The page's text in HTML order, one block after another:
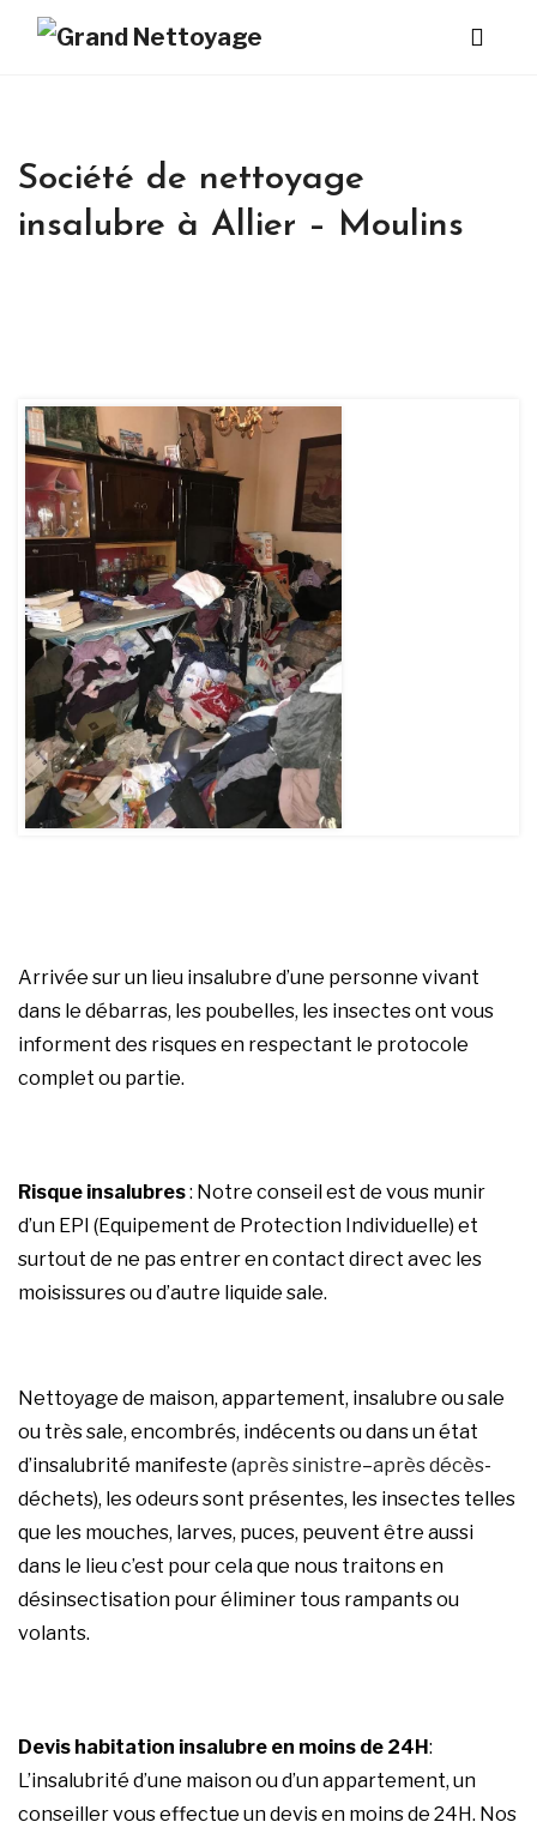
Société de nettoyage
insalubre à Allier – Moulins
Arrivée sur un lieu insalubre d’une personne vivant
dans le débarras, les poubelles, les insectes ont vous
informent des risques en respectant le protocole
complet ou partie.
Risque insalubres: Notre conseil est de vous munir
d’un EPI (Equipement de Protection Individuelle) et
surtout de ne pas entrer en contact direct avec les
moisissures ou d’autre liquide sale.
Nettoyage de maison, appartement, insalubre ou sale
ou très sale, encombrés, indécents ou dans un état
d’insalubrité manifeste (après sinistre–après décès-
déchets), les odeurs sont présentes, les insectes telles
que les mouches, larves, puces, peuvent être aussi
dans le lieu c’est pour cela que nous traitons en
désinsectisation pour éliminer tous rampants ou
volants.
Devis habitation insalubre en moins de 24H:
L’insalubrité d’une maison ou d’un appartement, un
conseiller vous effectue undevisen moins de 24H. Nos